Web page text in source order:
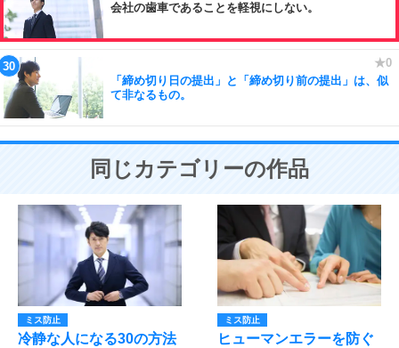
会社の歯車であることを軽視にしない。
「締め切り日の提出」と「締め切り前の提出」は、似
て非なるもの。
同じカテゴリーの作品
ミス防止
冷静な人になる30の方法
ミス防止
ヒューマンエラーを防ぐ